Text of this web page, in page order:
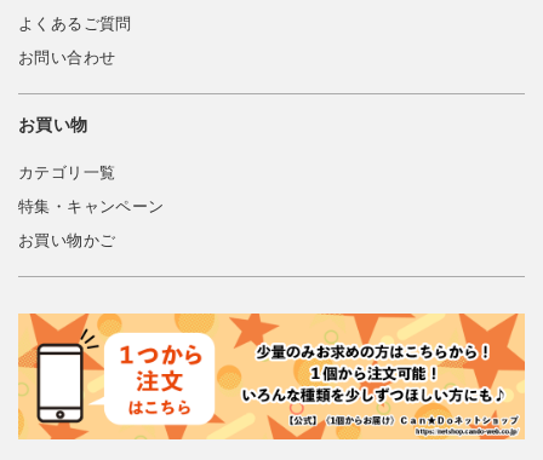
よくあるご質問
お問い合わせ
お買い物
カテゴリ一覧
特集・キャンペーン
お買い物かご